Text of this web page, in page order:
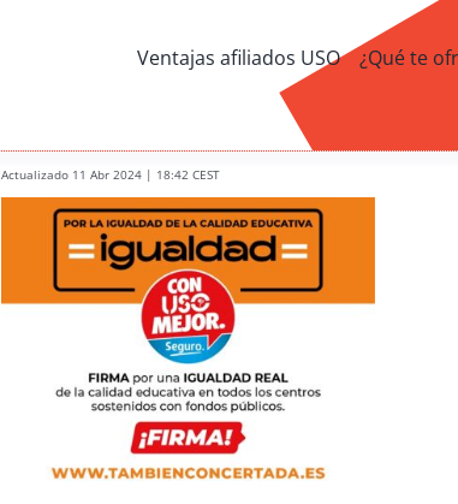
Ventajas afiliados USO ¿Qué te
Actualizado 11 Abr 2024 | 18:42 CEST